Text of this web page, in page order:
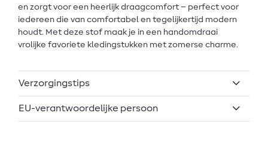
en zorgt voor een heerlijk draagcomfort – perfect voor
iedereen die van comfortabel en tegelijkertijd modern
houdt. Met deze stof maak je in een handomdraai
vrolijke favoriete kledingstukken met zomerse charme.
Verzorgingstips
EU-verantwoordelijke persoon